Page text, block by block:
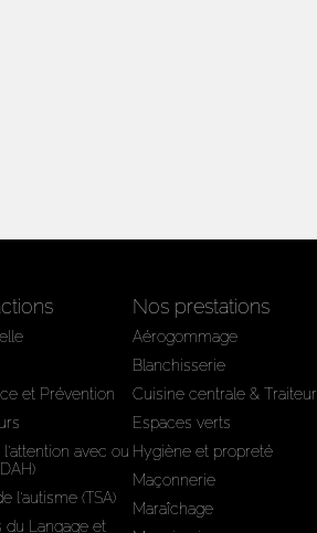
et Prévention
avec ou
l'autisme (TSA)
du Langage et
Nos prestations
Aérogommage
Blanchisserie
Cuisine centrale & Traiteur
Espaces verts
Hygiène et propreté
Maçonnerie
Maraîchage